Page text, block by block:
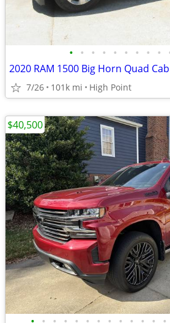
• • • • • • • • •
2020 RAM 1500 Big Horn Quad
7/26 101k mi High Point
$40,500